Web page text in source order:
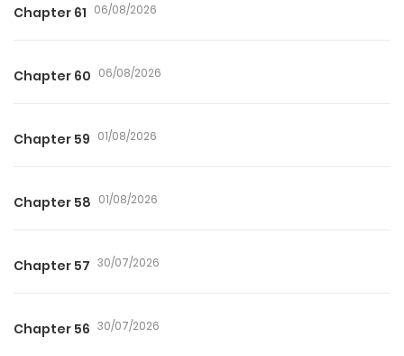
Chapter 61 06/08/2026
Chapter 60 06/08/2026
Chapter 59 01/08/2026
Chapter 58 01/08/2026
Chapter 57 30/07/2026
Chapter 56 30/07/2026